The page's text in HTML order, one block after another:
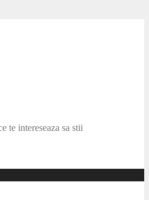
te intereseaza sa stii